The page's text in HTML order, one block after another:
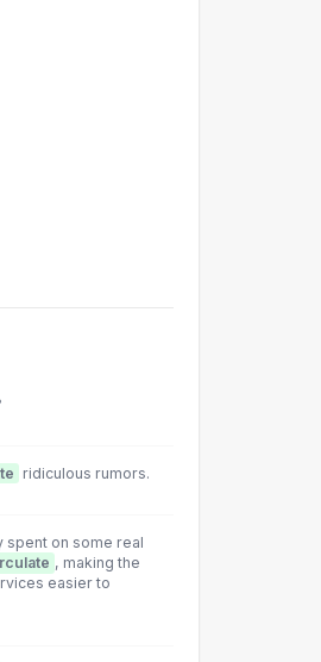
ridiculous rumors.
spent on some real
, making the
easier to